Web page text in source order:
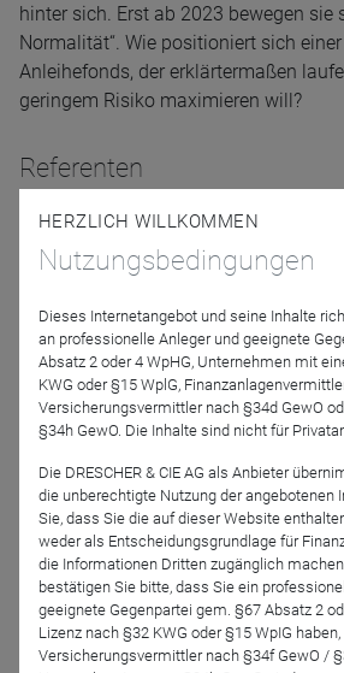
hinter sich. Erst ab 2023 bewegen sie
Normalität“. Wie positioniert sich
Anleihefonds, der erklärtermaßen
geringem Risiko maximieren will?
Referenten
Marcus Rohrbach
PIMCO Europe GmbH
Moderation
HERZLICH WILLKOMMEN
Nutzungsbedingungen
Dieses Internetangebot und seine Inhalte
an professionelle Anleger und geeignete
Absatz 2 oder 4 WpHG, Unternehmen mit
KWG oder §15 WplG,
Versicherungsvermittler nach §34d GewO
§34h GewO. Die Inhalte sind nicht für
Die DRESCHER & CIE AG als Anbieter
die unberechtigte Nutzung der angebotenen
Sie, dass Sie die auf dieser Website
weder als Entscheidungsgrundlage für
die Informationen Dritten zugänglich
bestätigen Sie bitte, dass Sie ein
geeignete Gegenpartei gem. §67 Absatz 2
Lizenz nach §32 KWG oder §15 WpIG
Versicherungsvermittler nach §34f GewO /